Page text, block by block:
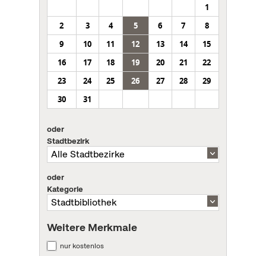
1
2
3 4 5 6 7
8
9
10 11 12 13 14
15
16
17 18 19 20 21
22
23
24 25 26 27 28
29
30
31
oder
Stadtbezirk
oder
Kategorie
Weitere Merkmale
nur kostenlos